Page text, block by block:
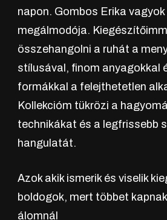
napon. Gombos Erika
megálmodója.
összehangolni a ruhát a
stílusával, finom anyagokkal
formákkal a felejthetetlen
Kollekcióm tükrözi a
technikákat és a legfrissebb
hangulatát.
Azok akik ismerik és viselik
boldogok, mert többet
álomnál